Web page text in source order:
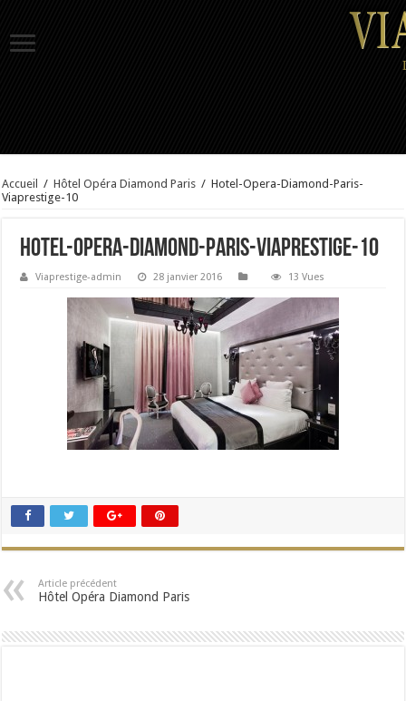
Accueil / Hôtel Opéra Diamond Paris / Hotel-Opera-Diamond-Paris-
Viaprestige-10
Hotel-Opera-Diamond-Paris-Viaprestige-10
Viaprestige-admin 28 janvier 2016 13 Vues
Article précédent
Hôtel Opéra Diamond Paris